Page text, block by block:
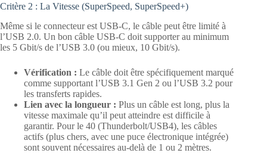
Critère 2 : La Vitesse (SuperSpeed, SuperSpeed+)
Même si le connecteur est USB-C, le câble peut être limité à
l’USB 2.0. Un bon câble USB-C doit supporter au minimum
les 5 Gbit/s de l’USB 3.0 (ou mieux, 10 Gbit/s).
Vérification : Le câble doit être spécifiquement marqué
comme supportant l’USB 3.1 Gen 2 ou l’USB 3.2 pour
les transferts rapides.
Lien avec la longueur : Plus un câble est long, plus la
vitesse maximale qu’il peut atteindre est difficile à
garantir. Pour le 40 (Thunderbolt/USB4), les câbles
actifs (plus chers, avec une puce électronique intégrée)
sont souvent nécessaires au-delà de 1 ou 2 mètres.